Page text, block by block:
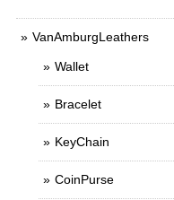
VanAmburgLeathers
Wallet
Bracelet
KeyChain
CoinPurse